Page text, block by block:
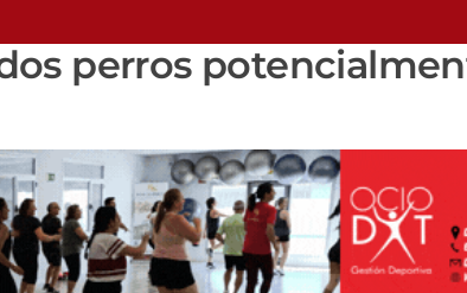
perros